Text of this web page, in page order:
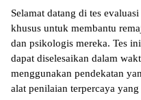
Selamat datang di tes
khusus untuk membantu
dan psikologis mereka. Tes
dapat diselesaikan dalam
menggunakan pendekatan
alat penilaian terpercaya